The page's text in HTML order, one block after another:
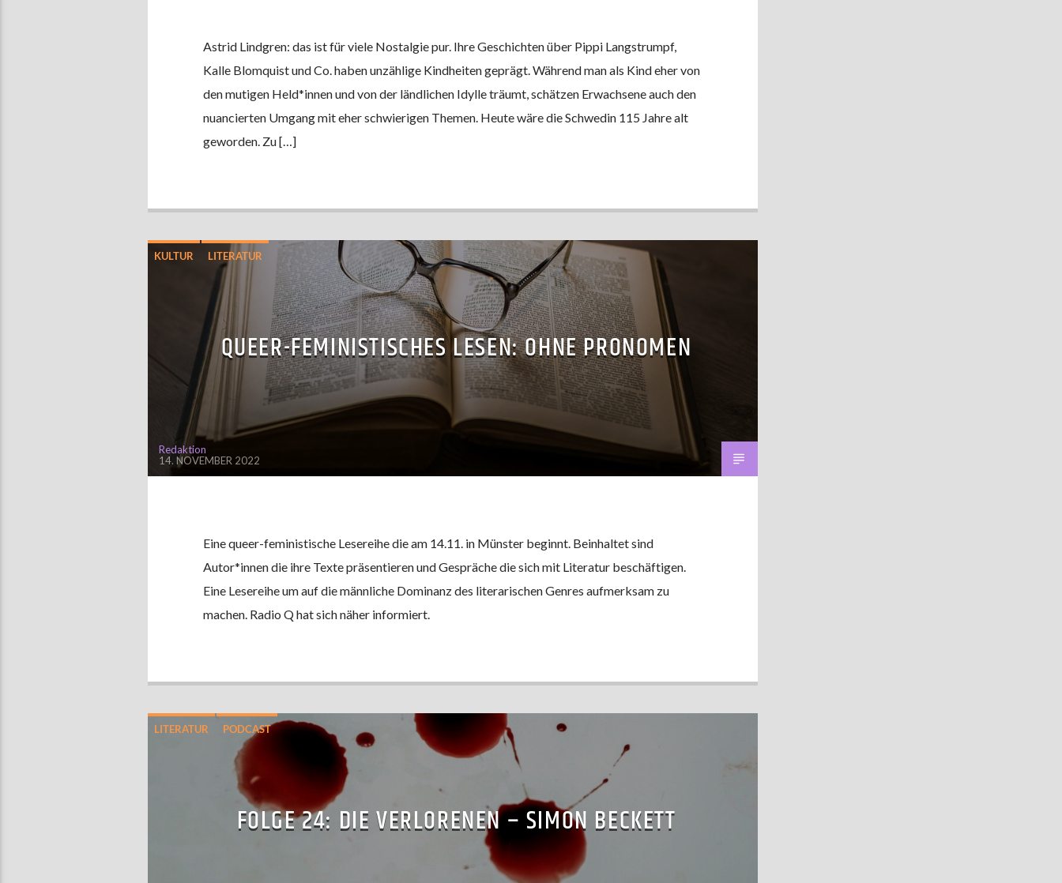
Astrid Lindgren: das ist für viele Nostalgie pur. Ihre Geschichten über Pippi Langstrumpf,
Kalle Blomquist und Co. haben unzählige Kindheiten geprägt. Während man als Kind eher von
den mutigen Held*innen und von der ländlichen Idylle träumt, schätzen Erwachsene auch den
nuancierten Umgang mit eher schwierigen Themen. Heute wäre die Schwedin 115 Jahre alt
geworden. Zu […]
KULTUR LITERATUR
QUEER-FEMINISTISCHES LESEN: OHNE PRONOMEN
Redaktion
14. NOVEMBER 2022
Eine queer-feministische Lesereihe die am 14.11. in Münster beginnt. Beinhaltet sind
Autor*innen die ihre Texte präsentieren und Gespräche die sich mit Literatur beschäftigen.
Eine Lesereihe um auf die männliche Dominanz des literarischen Genres aufmerksam zu
machen. Radio Q hat sich näher informiert.
LITERATUR PODCAST
FOLGE 24: DIE VERLORENEN – SIMON BECKETT